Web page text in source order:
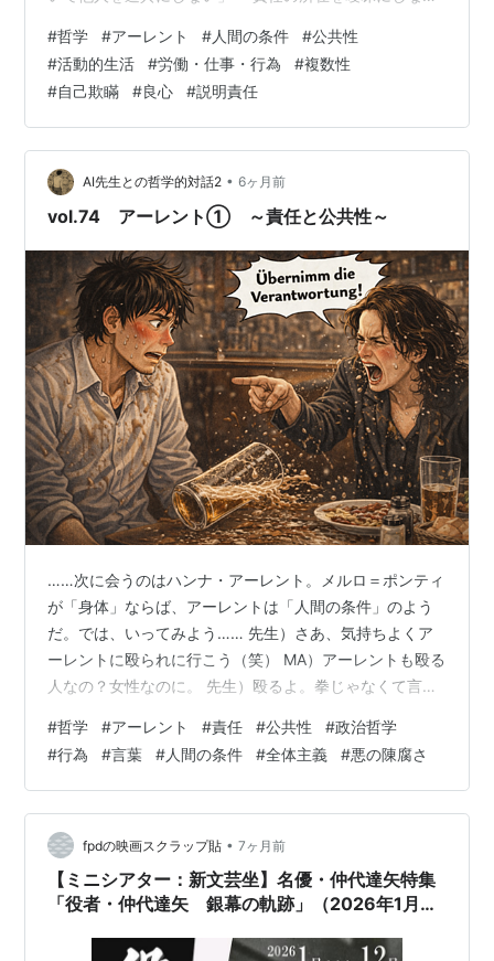
を押し付けない」 あなたの一線は、どんな文になる？ ◇
公共世界に生きるって… MA）「最終的に自分を裏切らな
いこと」かな。 ボクは聖人君子でもないし、仕事の鬼で
もない。具合が悪くなれば逃げるし、上手く回すために
は嘘もつく。でも、その時に感じる後ろめたさには向き
合っている。 後ろ…
#哲学 #アーレント #人間の条件 #公共性
#活動的生活 #労働・仕事・行為 #複数性
#自己欺瞞 #良心 #説明責任
AI先生との哲学的対話2 • 6ヶ月前
vol.74 アーレント① ～責任と公共性～
……次に会うのはハンナ・アーレント。メルロ＝ポンティ
が「身体」ならば、アーレントは「人間の条件」のよう
だ。では、いってみよう…… 先生）さあ、気持ちよくア
ーレントに殴られに行こう（笑） MA）アーレントも殴る
人なの？女性なのに。 先生）殴るよ。拳じゃなくて言葉
しい」みたいな期待を、たぶん最初に粉砕してくるタイ
プ（笑）。ただ、ハイデガーみたいな“修行僧パンチ”じゃ
なくて、現実政治と人間理解で正面から来る。 では名刺
交換いくね。 ◇ ハンナ・アーレント（Hannah Arendt）
生没年：1906–1975出身：ドイツ（当時は独立市だった
リンデン…
#哲学 #アーレント #責任 #公共性 #政治哲学
#行為 #言葉 #人間の条件 #全体主義 #悪の陳腐さ
fpdの映画スクラップ貼 • 7ヶ月前
【ミニシアター：新文芸坐】名優・仲代達矢特集
「役者・仲代達矢 銀幕の軌跡」（2026年1月か